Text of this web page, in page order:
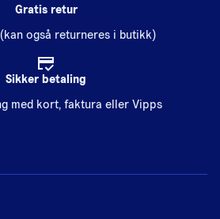
Gratis retur
også returneres i butikk)
Sikker betaling
med kort, faktura eller Vipps